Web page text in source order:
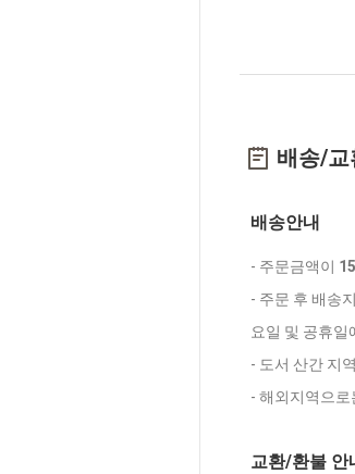
배송/교
배송안내
- 주문금액이
- 주문 후 배송
요일 및 공휴일
- 도서 산간 지
- 해외지역으로
교환/환불 안